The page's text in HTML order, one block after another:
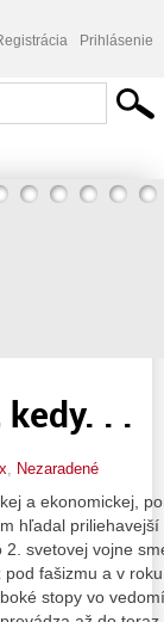
Prihlásenie
. .
Nezaradené
a ekonomickej,
hľadal
svetovej vojne
fašizmu a v
stopy vo